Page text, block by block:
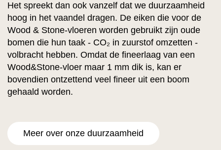
Het spreekt dan ook vanzelf dat we duurzaamheid
hoog in het vaandel dragen. De eiken die voor de
Wood & Stone-vloeren worden gebruikt zijn oude
bomen die hun taak - CO₂ in zuurstof omzetten -
volbracht hebben. Omdat de fineerlaag van een
Wood&Stone-vloer maar 1 mm dik is, kan er
bovendien ontzettend veel fineer uit een boom
gehaald worden.
Meer over onze duurzaamheid